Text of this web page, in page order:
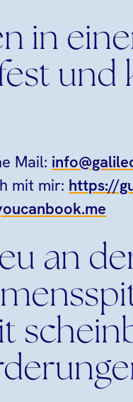
in
Mail:
mit mir: https://
an